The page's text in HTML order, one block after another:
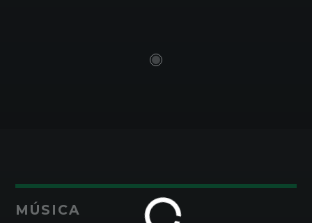
MÚSICA